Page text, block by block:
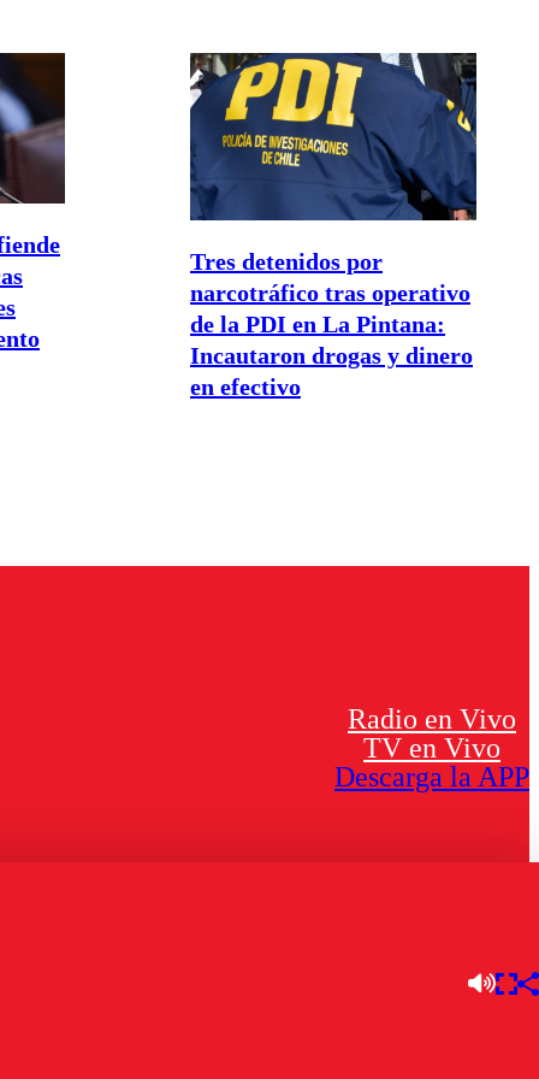
Tres detenidos por
narcotráfico tras operativo
de la PDI en La Pintana:
Incautaron drogas y dinero
en efectivo
Radio en Vivo
TV en Vivo
Descarga la APP